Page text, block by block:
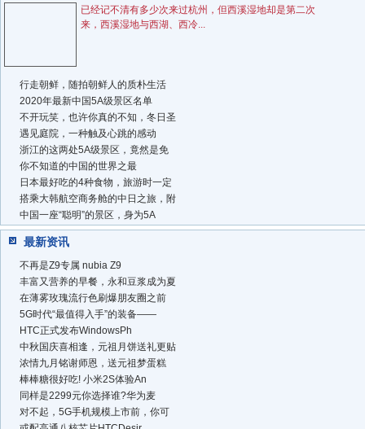
已经记不清有多少次来过杭州，但西溪湿地却是第二次
来，西溪湿地与西湖、西冷...
行走朝鲜，随拍朝鲜人的质朴生活
2020年最新中国5A级景区名单
不开玩笑，也许你真的不知，冬日圣
遇见庭院，一种触及心跳的感动
浙江的这两处5A级景区，竟然是免
你不知道的中国的世界之最
日本最好吃的4种食物，旅游时一定
搭乘大韩航空商务舱的中日之旅，附
中国一座“聪明”的景区，身为5A
最新资讯
不再是Z9专属 nubia Z9
丰富又营养的早餐，永和豆浆成为夏
在薄雾玫瑰流行色刷爆朋友圈之前
5G时代“最值得入手”的装备——
HTC正式发布WindowsPh
中秋国庆喜相逢，元祖月饼送礼更贴
浓情九月铭谢师恩，送元祖梦蛋糕
棒棒糖很好吃! 小米2S体验An
同样是2299元你选择谁?华为麦
对不起，5G手机规模上市前，你可